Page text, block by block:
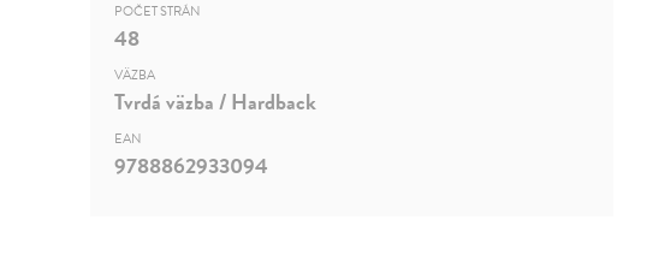
POČET STRÁN
48
VÄZBA
Tvrdá väzba / Hardback
EAN
9788862933094